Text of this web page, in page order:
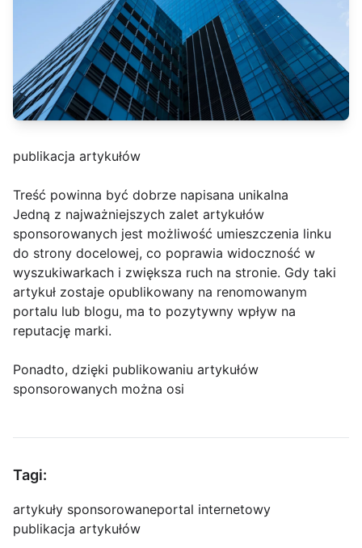
publikacja artykułów
Treść powinna być dobrze napisana unikalna
Jedną z najważniejszych zalet artykułów
sponsorowanych jest możliwość umieszczenia linku
do strony docelowej, co poprawia widoczność w
wyszukiwarkach i zwiększa ruch na stronie. Gdy taki
artykuł zostaje opublikowany na renomowanym
portalu lub blogu, ma to pozytywny wpływ na
reputację marki.
Ponadto, dzięki publikowaniu artykułów
sponsorowanych można osi
Tagi:
artykuły sponsorowaneportal internetowy
publikacja artykułów